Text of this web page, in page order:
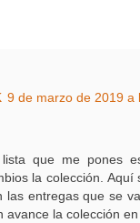
9 de marzo de 2019 a
que me pones
la colección. Aquí
las entregas que se
avance la colección